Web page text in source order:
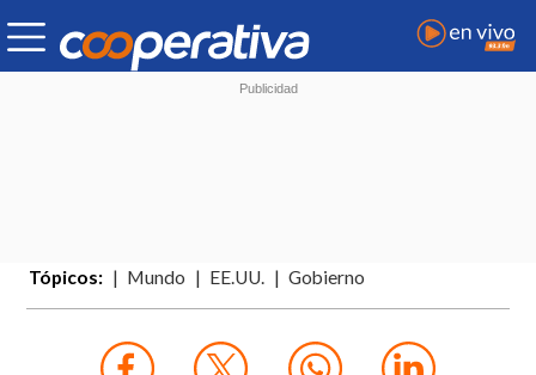
Tópicos: Mundo EE.UU. Gobierno